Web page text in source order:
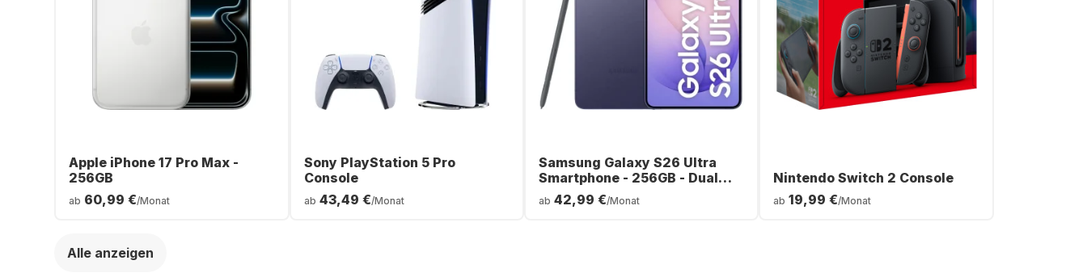
Apple iPhone 17 Pro Max -
256GB
ab 60,99 €/Monat
Sony PlayStation 5 Pro
Console
ab 43,49 €/Monat
Samsung Galaxy S26 Ultra
Smartphone - 256GB - Dual
SIM
ab 42,99 €/Monat
Nintendo Switch 2 Console
ab 19,99 €/Monat
Alle anzeigen